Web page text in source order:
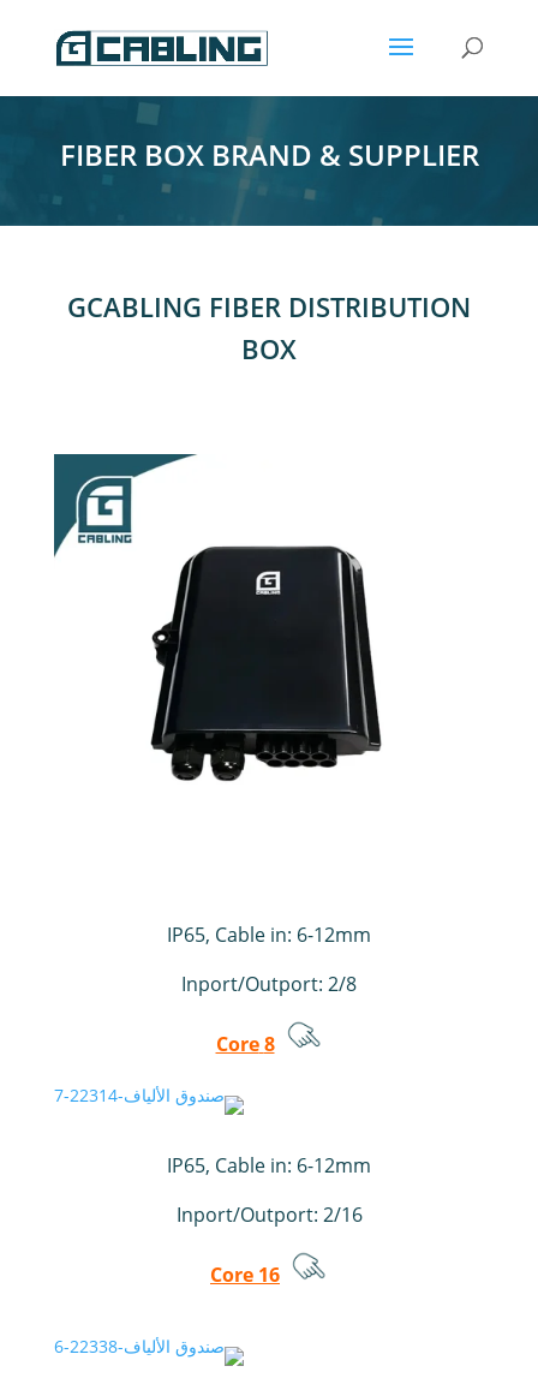
FIBER BOX BRAND & SUPPLIER
GCABLING FIBER DISTRIBUTION
BOX
IP65, Cable in: 6-12mm
Inport/Outport: 2/8
8 Core
IP65, Cable in: 6-12mm
Inport/Outport: 2/16
16 Core